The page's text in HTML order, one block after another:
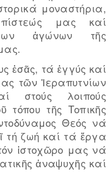
μοναστήρια,
μας καί
ἀγώνων τῆς
ἐσᾶς, τά ἐγγύς καί
τῶν Ἱεραπυτνίων
στούς λοιπούς
τόπου τῆς Τοπικῆς
Θεός νά
τή ζωή καί τά ἔργα
ἱστοχῶρο μας νά
ἀναψυχῆς καί